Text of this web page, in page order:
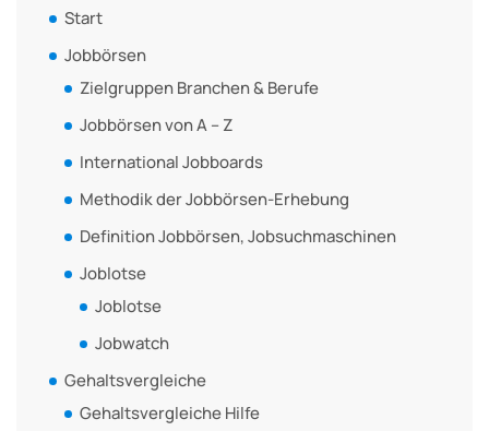
Start
Jobbörsen
Zielgruppen Branchen & Berufe
Jobbörsen von A – Z
International Jobboards
Methodik der Jobbörsen-Erhebung
Definition Jobbörsen, Jobsuchmaschinen
Joblotse
Joblotse
Jobwatch
Gehaltsvergleiche
Gehaltsvergleiche Hilfe